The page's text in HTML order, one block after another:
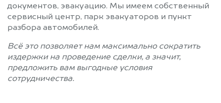
документов, эвакуацию. Мы имеем собственный
сервисный центр, парк эвакуаторов и пункт
разбора автомобилей.
Всё это позволяет нам максимально сократить
издержки на проведение сделки, а значит,
предложить вам выгодные условия
сотрудничества.